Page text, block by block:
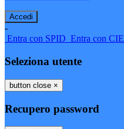
-
Entra con SPID Entra con CIE
Seleziona utente
button close ×
Recupero password